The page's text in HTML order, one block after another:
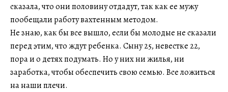
сказала, что они половину отдадут, так как ее мужу
пообещали работу вахтенным методом.
Не знаю, как бы все вышло, если бы молодые не сказали
перед этим, что ждут ребенка. Сыну 25, невестке 22,
пора и о детях подумать. Но у них ни жилья, ни
заработка, чтобы обеспечить свою семью. Все ложиться
на наши плечи.